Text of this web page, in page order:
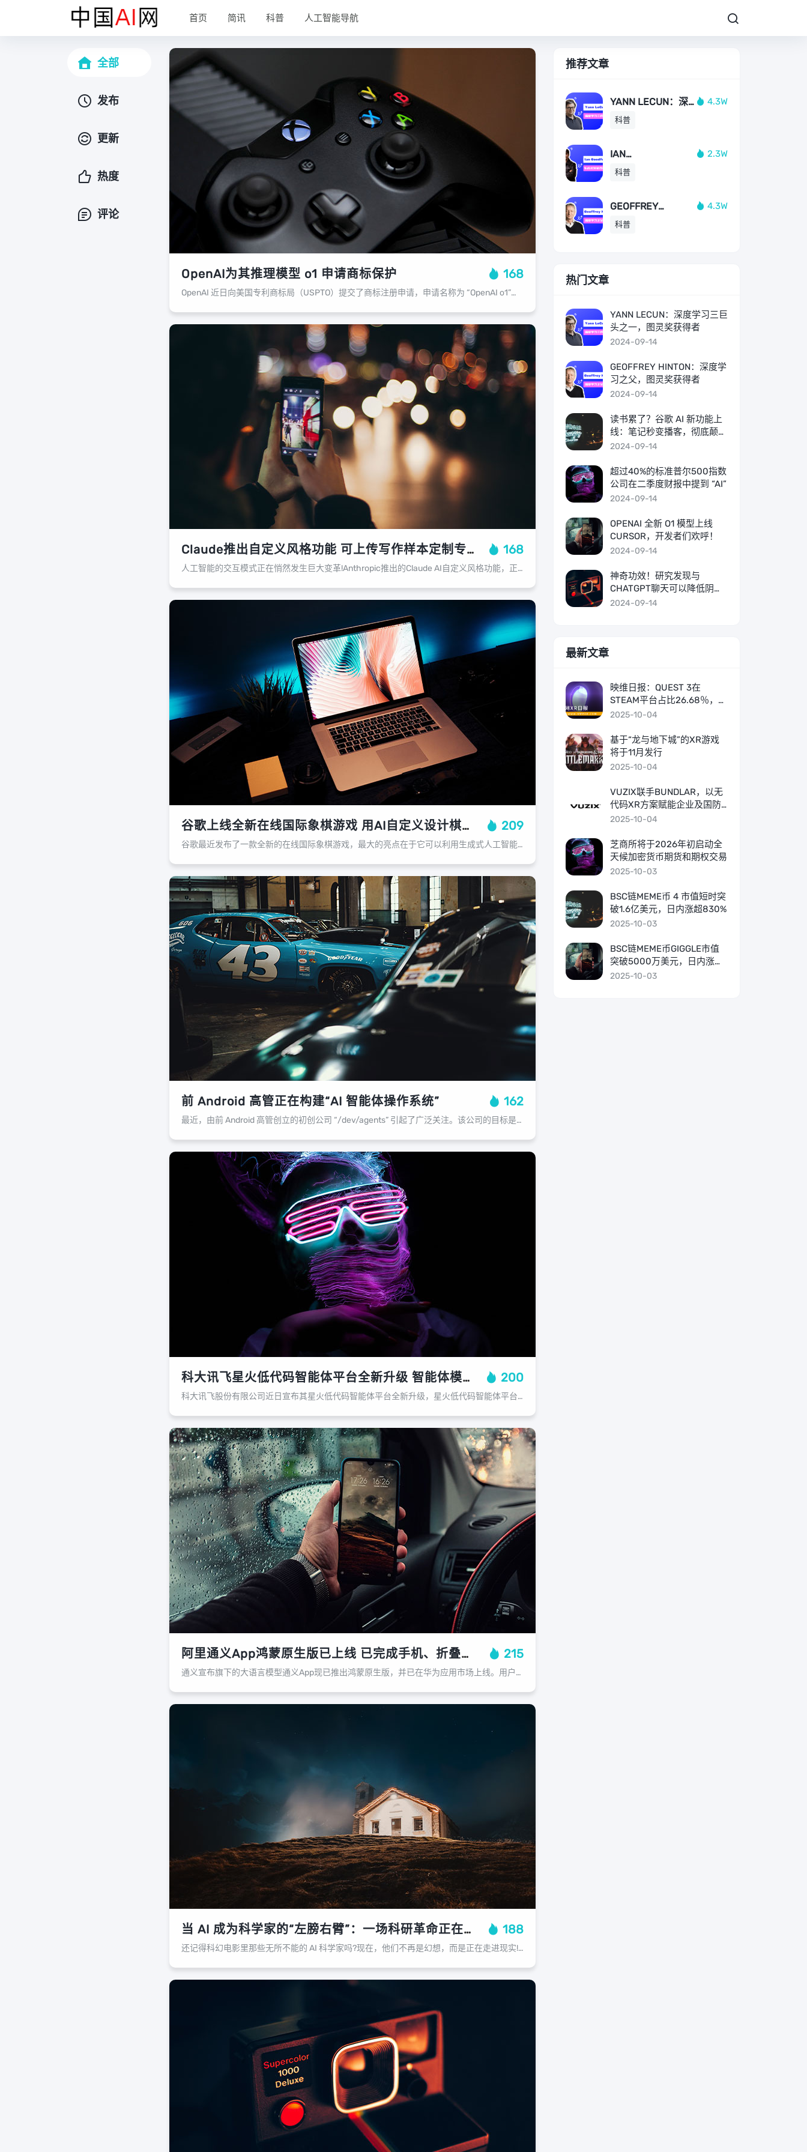
首页 简讯 科普 人工智能导航
OpenAI为其推理模型 o1 申请商标保护 168
OpenAI 近日向美国专利商标局（USPTO）提交了商标注册申请，申请名称为 “OpenAI o1”。这标志着 OpenAI 在保护其知识产权方面又迈出了重要一步。在提交给 USPTO 的文件中可以看出，OpenAI 实际...
Claude推出自定义风格功能 可上传写作样本定制专属写作风格 168
人工智能的交互模式正在悄然发生巨大变革!Anthropic推出的Claude AI自定义风格功能，正在重新定义人机对话的边界。这项突破性的技术不再让AI成为冰冷的对话机器，而是能够根据用户需求变换语气、调整表达的智能助手。C...
谷歌上线全新在线国际象棋游戏 用AI自定义设计棋子外观 209
谷歌最近发布了一款全新的在线国际象棋游戏，最大的亮点在于它可以利用生成式人工智能为棋子提供个性化定制。这款游戏的玩法非常新颖，用户可以输入一段简短的描述，来生成自己所需的白色棋子外观。然后，系统会自动为对手生成一个相关主题的...
前 Android 高管正在构建“AI 智能体操作系统” 162
最近，由前 Android 高管创立的初创公司 “/dev/agents” 引起了广泛关注。该公司的目标是开发一个专门为 AI 智能体设计的操作系统，旨在实现 “AI 的 Android 时刻”。其中的核心人物包括谷歌前 A...
科大讯飞星火低代码智能体平台全新升级 智能体模板上线 200
​科大讯飞股份有限公司近日宣布其星火低代码智能体平台全新升级，星火低代码智能体平台的升级，通过快速搭建和灵活定制，大大缩短了开发周期，拓展了应用场景，并通过数据集成提高了智能体的决策准确性。平台升级后，用户可以免费创建有价值...
阿里通义App鸿蒙原生版已上线 已完成手机、折叠屏、Pad等多端适配 215
​通义宣布旗下的大语言模型通义App现已推出鸿蒙原生版，并已在华为应用市场上线。用户可以下载体验这款全能AI助手带来的最新功能，享受更加丰富和个性化的服务。通义App已完成手机、折叠屏、Pad等多端适配，基于鸿蒙系统的特性，...
当 AI 成为科学家的“左膀右臂”：一场科研革命正在悄然发生！ 188
还记得科幻电影里那些无所不能的 AI 科学家吗?现在，他们不再是幻想，而是正在走进现实!全球实验室正在被“AI 科学家”指数级接管，一场新的科学发现黄金时代即将到来!你可能会问，AI 科学家?他们真的能像人类科学家一样思考和...
全部
发布
更新
热度
评论
推荐文章
YANN LECUN：深
度学习三巨头之
一，图灵奖获得者
4.3W
科普
IAN
GOODFELLOW：生
成式对抗网络GAN
2.3W
科普
GEOFFREY
HINTON：深度学习
之父，图灵奖获得
4.3W
科普
热门文章
YANN LECUN：深度学习三巨
头之一，图灵奖获得者
2024-09-14
GEOFFREY HINTON：深度学
习之父，图灵奖获得者
2024-09-14
读书累了？谷歌 AI 新功能上
线：笔记秒变播客，彻底颠覆
传统学习模式！
2024-09-14
​超过40%的标准普尔500指数
公司在二季度财报中提到 “AI”
2024-09-14
OPENAI 全新 O1 模型上线
CURSOR，开发者们欢呼！
2024-09-14
神奇功效！研究发现与
CHATGPT聊天可以降低阴谋
论者的信念
2024-09-14
最新文章
映维日报：QUEST 3在
STEAM平台占比26.68％，首
次登顶
2025-10-04
基于“龙与地下城”的XR游戏
将于11月发行
2025-10-04
VUZIX联手BUNDLAR，以无
代码XR方案赋能企业及国防
市场
2025-10-04
芝商所将于2026年初启动全
天候加密货币期货和期权交易
2025-10-03
BSC链MEME币 4 市值短时突
破1.6亿美元，日内涨超830%
2025-10-03
BSC链MEME币GIGGLE市值
突破5000万美元，日内涨超
200%
2025-10-03